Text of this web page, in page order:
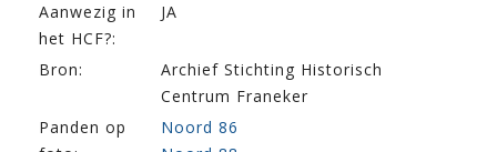
Aanwezig in
het HCF?:
JA
Bron:
Archief Stichting Historisch
Centrum Franeker
Panden op
Noord 86